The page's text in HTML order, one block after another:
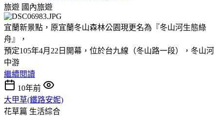
旅遊 國內旅遊
宜蘭新景點，原宜蘭冬山森林公園現更名為『冬山河生態綠
舟』，
預定105年4月22日開幕，位於台九線（冬山路一段），冬山河
中游
繼續閱讀
10年前
大甲草(鐵路安妮)
花草篇 生活綜合